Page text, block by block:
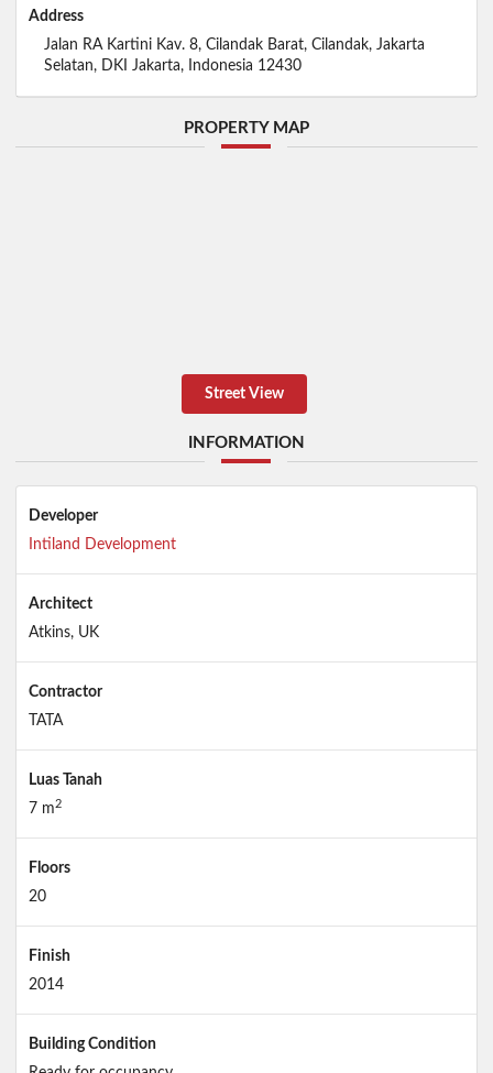
Address
Jalan RA Kartini Kav. 8, Cilandak Barat, Cilandak, Jakarta
Selatan, DKI Jakarta, Indonesia 12430
PROPERTY MAP
Street View
INFORMATION
Developer
Intiland Development
Architect
Atkins, UK
Contractor
TATA
Luas Tanah
7 m 2
Floors
20
Finish
2014
Building Condition